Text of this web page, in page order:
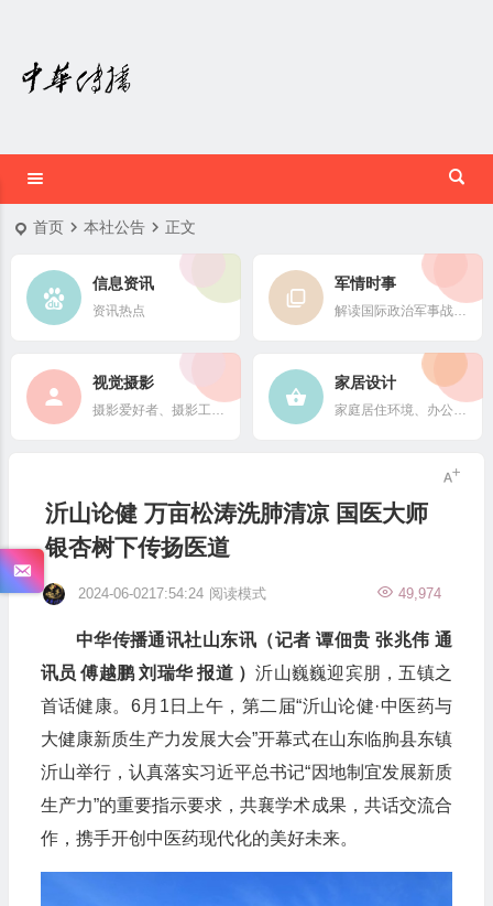
首页 本社公告 正文
信息资讯
资讯热点
军情时事
解读国际政治军事战略格局
视觉摄影
摄影爱好者、摄影工作者及摄影行业信息
家居设计
家庭居住环境、办公场所、公共空间陈设风格以设计搭配
沂山论健 万亩松涛洗肺清凉 国医大师
银杏树下传扬医道
2024-06-0217:54:24 49,974
阅读模式
中华传播通讯社山东讯（记者 谭佃贵 张兆伟 通
讯员 傅越鹏 刘瑞华 报道 ）沂山巍巍迎宾朋，五镇之
首话健康。6月1日上午，第二届“沂山论健·中医药与
大健康新质生产力发展大会”开幕式在山东临朐县东镇
沂山举行，认真落实习近平总书记“因地制宜发展新质
生产力”的重要指示要求，共襄学术成果，共话交流合
作，携手开创中医药现代化的美好未来。